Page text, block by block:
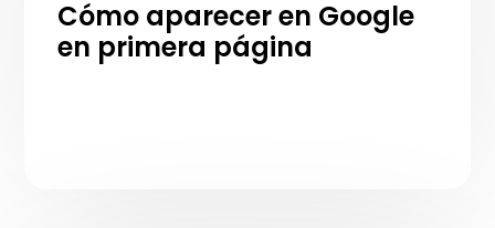
Cómo aparecer en Google
en primera página